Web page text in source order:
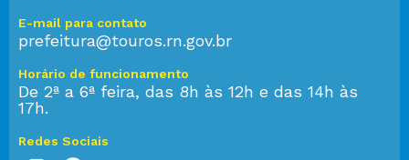
E-mail para contato
prefeitura@touros.rn.gov.br
Horário de funcionamento
De 2ª a 6ª feira, das 8h às 12h e das 14h às
17h.
Redes Sociais